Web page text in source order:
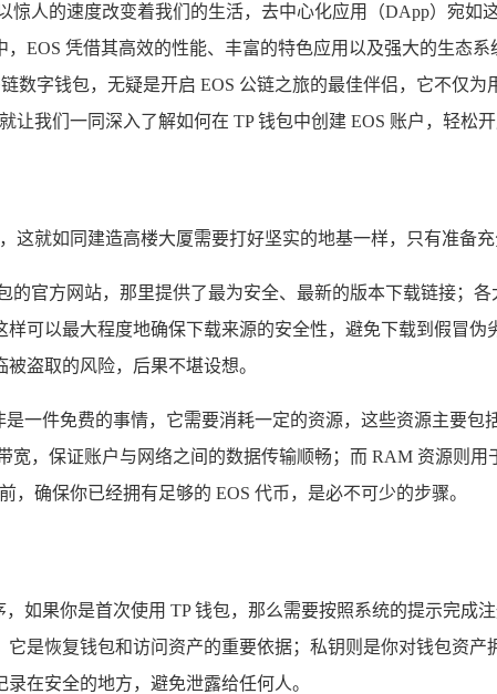
人的速度改变着我们的生活，去中心化应用（DApp）宛如
EOS 凭借其高效的性能、丰富的特色应用以及强大的生态
数字钱包，无疑是开启 EOS 公链之旅的最佳伴侣，它不仅
我们一同深入了解如何在 TP 钱包中创建 EOS 账户，轻松开
就如同建造高楼大厦需要打好坚实的地基一样，只有准备
官方网站，那里提供了最为安全、最新的版本下载链接；
可以最大程度地确保下载来源的安全性，避免下载到假冒
盗取的风险，后果不堪设想。
一件免费的事情，它需要消耗一定的资源，这些资源主要包
，保证账户与网络之间的数据传输顺畅；而 RAM 资源则
确保你已经拥有足够的 EOS 代币，是必不可少的步骤。
如果你是首次使用 TP 钱包，那么需要按照系统的提示完成
是恢复钱包和访问资产的重要依据；私钥则是你对钱包资
在安全的地方，避免泄露给任何人。